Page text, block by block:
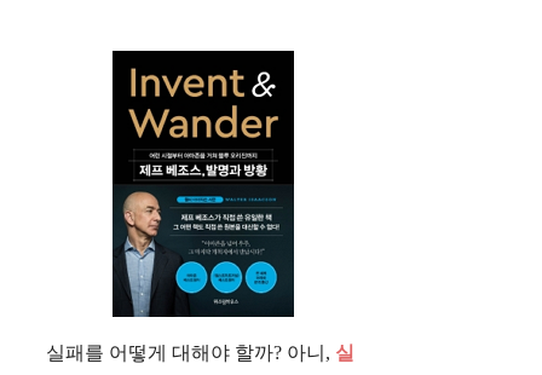
실패를 어떻게 대해야 할까? 아니, 실